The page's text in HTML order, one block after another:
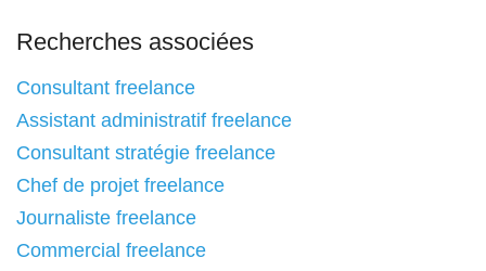
Recherches associées
Consultant freelance
Assistant administratif freelance
Consultant stratégie freelance
Chef de projet freelance
Journaliste freelance
Commercial freelance